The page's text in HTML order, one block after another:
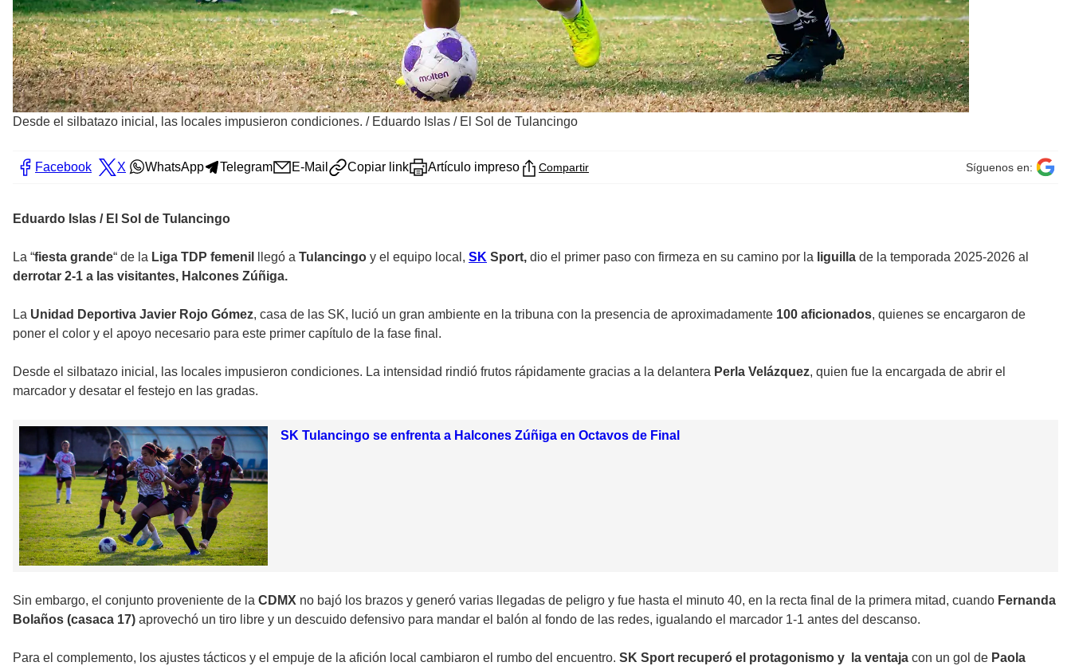
Desde el silbatazo inicial, las locales impusieron condiciones. / Eduardo Islas / El Sol de Tulancingo
Facebook X WhatsApp Telegram E-Mail Copiar link Artículo impreso Compartir Síguenos en:
Eduardo Islas / El Sol de Tulancingo
La “fiesta grande“ de la Liga TDP femenil llegó a Tulancingo y el equipo local, SK Sport, dio el primer paso con firmeza en su camino por la liguilla de la temporada 2025-2026 al
derrotar 2-1 a las visitantes, Halcones Zúñiga.
La Unidad Deportiva Javier Rojo Gómez, casa de las SK, lució un gran ambiente en la tribuna con la presencia de aproximadamente 100 aficionados, quienes se encargaron de
poner el color y el apoyo necesario para este primer capítulo de la fase final.
Desde el silbatazo inicial, las locales impusieron condiciones. La intensidad rindió frutos rápidamente gracias a la delantera Perla Velázquez, quien fue la encargada de abrir el
marcador y desatar el festejo en las gradas.
SK Tulancingo se enfrenta a Halcones Zúñiga en Octavos de Final
Sin embargo, el conjunto proveniente de la CDMX no bajó los brazos y generó varias llegadas de peligro y fue hasta el minuto 40, en la recta final de la primera mitad, cuando Fernanda
Bolaños (casaca 17) aprovechó un tiro libre y un descuido defensivo para mandar el balón al fondo de las redes, igualando el marcador 1-1 antes del descanso.
Para el complemento, los ajustes tácticos y el empuje de la afición local cambiaron el rumbo del encuentro. SK Sport recuperó el protagonismo y la ventaja con un gol de Paola